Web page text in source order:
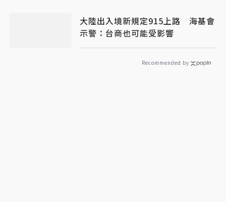
大陸出入境新規定915上路 海基會
示警：台商也可能受影響
Recommended by